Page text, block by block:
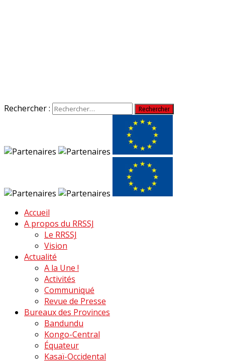
Rechercher :
Accueil
A propos du RRSSJ
Le RRSSJ
Vision
Actualité
A la Une !
Activités
Communiqué
Revue de Presse
Bureaux des Provinces
Bandundu
Kongo-Central
Équateur
Kasaï-Occidental